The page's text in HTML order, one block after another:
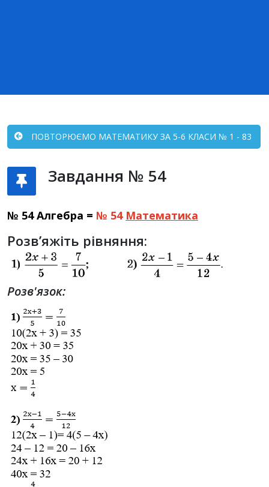
ПОВТОРЮЄМО МАТЕМАТИКУ ЗА 5-6 КЛАСИ № 1 - 83
Завдання № 54
№ 54 Алгебра = № 54 Математика
Розв’яжіть рівняння:
Розв'язок: